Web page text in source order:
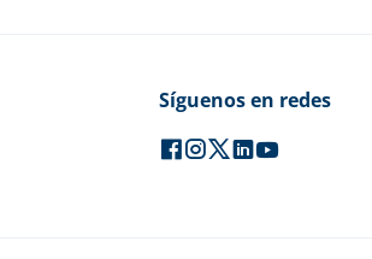
Síguenos en redes